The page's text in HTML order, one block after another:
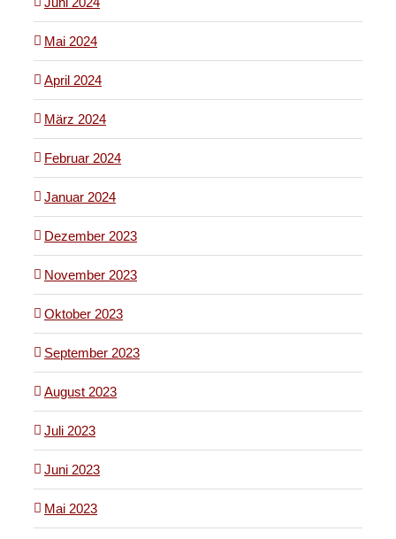
Mai 2024
April 2024
März 2024
Februar 2024
Januar 2024
Dezember 2023
November 2023
Oktober 2023
September 2023
August 2023
Juli 2023
Juni 2023
Mai 2023